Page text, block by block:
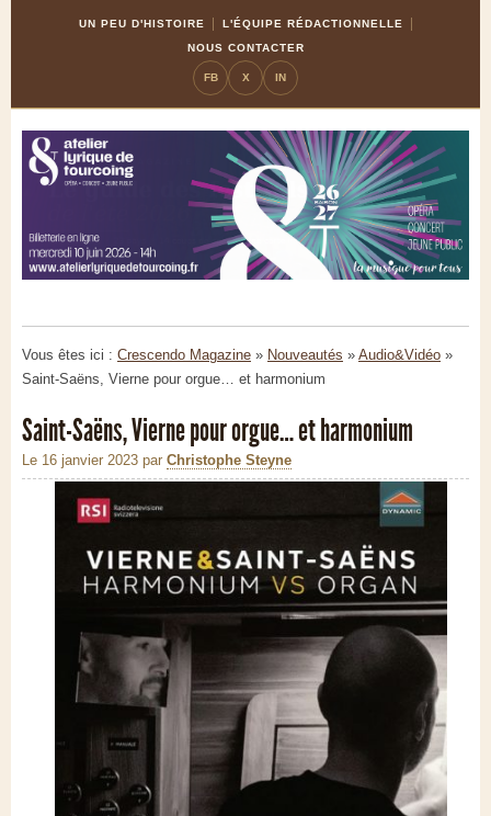
UN PEU D'HISTOIRE
L'ÉQUIPE RÉDACTIONNELLE
NOUS CONTACTER
FB X IN
Vous êtes ici : Crescendo Magazine » Nouveautés » Audio&Vidéo »
Saint-Saëns, Vierne pour orgue… et harmonium
Saint-Saëns, Vierne pour orgue… et harmonium
Le 16 janvier 2023 par Christophe Steyne